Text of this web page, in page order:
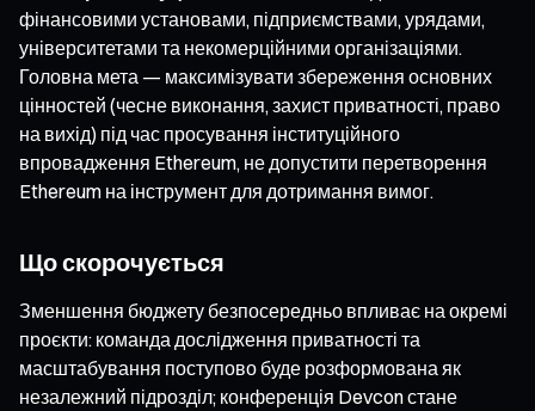
фінансовими установами, підприємствами, урядами,
університетами та некомерційними організаціями.
Головна мета — максимізувати збереження основних
цінностей (чесне виконання, захист приватності, право
на вихід) під час просування інституційного
впровадження Ethereum, не допустити перетворення
Ethereum на інструмент для дотримання вимог.
Що скорочується
Зменшення бюджету безпосередньо впливає на окремі
проєкти: команда дослідження приватності та
масштабування поступово буде розформована як
незалежний підрозділ; конференція Devcon стане